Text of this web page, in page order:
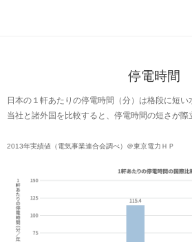
停電時間
日本の１軒あたりの停電時間（分）は格段に短い
当社と諸外国を比較すると、停電時間の短さが際
2013年実績値（電気事業連合会調べ）＠東京電力ＨＰ